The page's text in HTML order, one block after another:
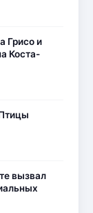
Грисо и
Коста-
вызвал